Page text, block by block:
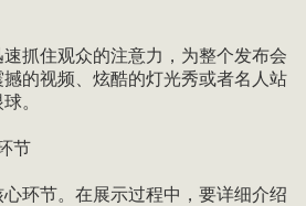
抓住观众的注意力，为整个发布会
的视频、炫酷的灯光秀或者名人站
。
节
环节。在展示过程中，要详细介绍